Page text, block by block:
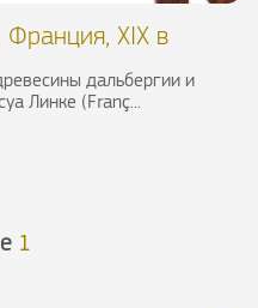
Франция, XIX в
дальбергии и
Линке (Franç...
1